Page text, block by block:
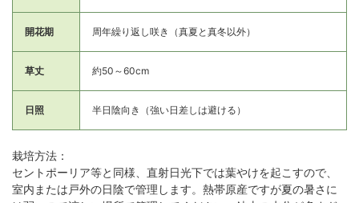
開花期 周年繰り返し咲き（真夏と真冬以外）
草丈 約50～60cm
日照 半日陰向き（強い日差しは避ける）
栽培方法：
セントポーリア等と同様、直射日光下では葉やけを起こすので、
室内または戸外の日陰で管理します。熱帯原産ですが夏の暑さに